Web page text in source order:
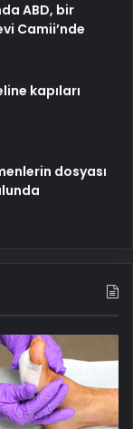
ABD, bir
Camii’nde
kapıları
dosyası